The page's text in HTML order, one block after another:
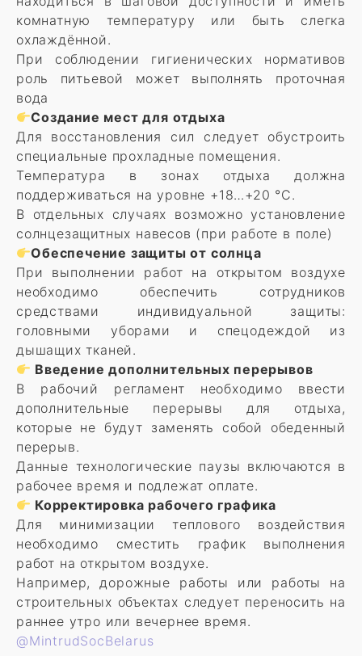
комнатную температуру или быть слегка
охлаждённой.
При соблюдении гигиенических нормативов
роль питьевой может выполнять проточная
вода
Создание мест для отдыха
Для восстановления сил следует обустроить
специальные прохладные помещения.
Температура в зонах отдыха должна
поддерживаться на уровне +18…+20 °C.
В отдельных случаях возможно установление
солнцезащитных навесов (при работе в поле)
Обеспечение защиты от солнца
При выполнении работ на открытом воздухе
необходимо обеспечить сотрудников
средствами индивидуальной защиты:
головными уборами и спецодеждой из
дышащих тканей.
Введение дополнительных перерывов
В рабочий регламент необходимо ввести
дополнительные перерывы для отдыха,
которые не будут заменять собой обеденный
перерыв.
Данные технологические паузы включаются в
рабочее время и подлежат оплате.
Корректировка рабочего графика
Для минимизации теплового воздействия
необходимо сместить график выполнения
работ на открытом воздухе.
Например, дорожные работы или работы на
строительных объектах следует переносить на
раннее утро или вечернее время.
@MintrudSocBelarus